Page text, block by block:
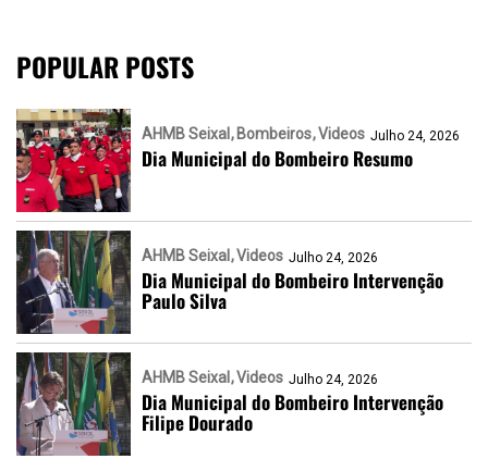
POPULAR POSTS
AHMB Seixal Bombeiros Videos Julho 24, 2026
Dia Municipal do Bombeiro Resumo
AHMB Seixal Videos Julho 24, 2026
Dia Municipal do Bombeiro Intervenção
Paulo Silva
AHMB Seixal Videos Julho 24, 2026
Dia Municipal do Bombeiro Intervenção
Filipe Dourado